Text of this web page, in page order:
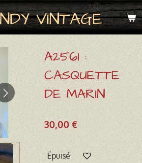
VINTAGE
A2561 :
CASQUETTE
DE MARIN
30,00 €
Épuisé